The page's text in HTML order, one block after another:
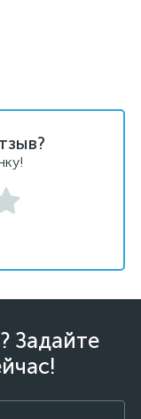
Задайте